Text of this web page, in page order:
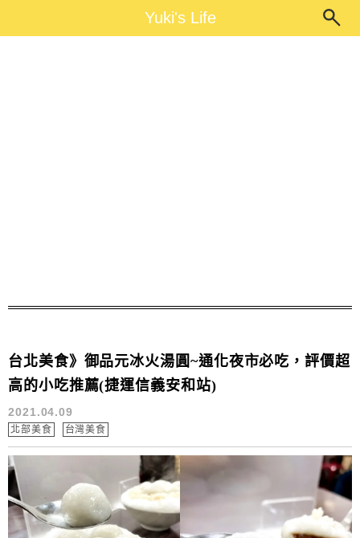
Yuki's LifeYuki's Life
台北美食》御品元冰火湯圓~通化夜市必吃，評價超
高的小吃推薦(捷運信義安和站)
2021.04.09
北部美食 台灣美食